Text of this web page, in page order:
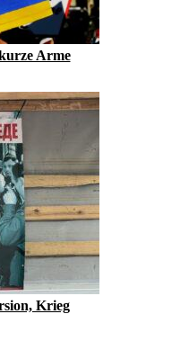
Arme
Krieg